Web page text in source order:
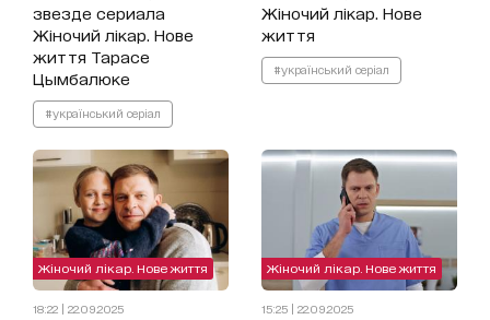
звезде сериала
Жіночий лікар. Нове
життя Тарасе
Цымбалюке
#український серіал
Жіночий лікар. Нове
життя
#український серіал
Жіночий лікар. Нове життя
18:22 | 22.09.2025
Жіночий лікар. Нове життя
15:25 | 22.09.2025